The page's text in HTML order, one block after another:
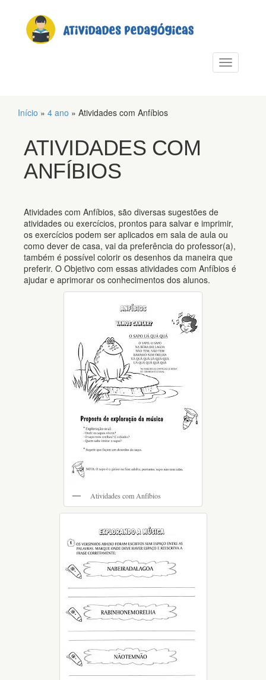
Alternar
Início » 4 ano » Atividades com Anfíbios
ATIVIDADES COM
ANFÍBIOS
Atividades com Anfíbios, são diversas sugestões de
atividades ou exercícios, prontos para salvar e imprimir,
os exercícios podem ser aplicados em sala de aula ou
como dever de casa, vai da preferência do professor(a),
também é possível colorir os desenhos da maneira que
preferir. O Objetivo com essas atividades com Anfíbios é
ajudar e aprimorar os conhecimentos dos alunos.
Atividades com Anfíbios